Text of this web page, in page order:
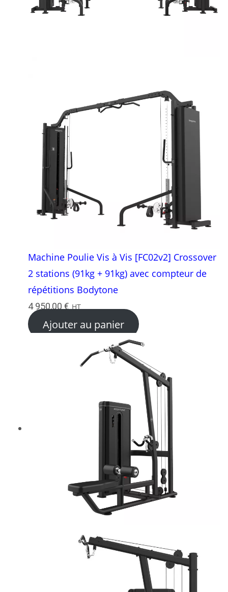
Machine Poulie Vis à Vis [FC02v2] Crossover
2 stations (91kg + 91kg) avec compteur de
répétitions Bodytone
4 950,00 € HT
Ajouter au panier